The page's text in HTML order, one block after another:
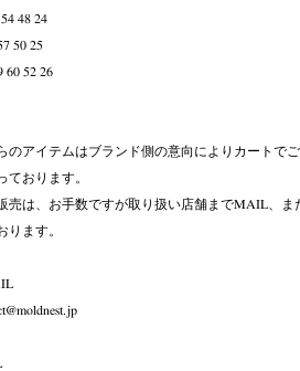
48 24
50 25
60 52 26
のアイテムはブランド側の意向によりカートで
ております。
売は、お手数ですが取り扱い店舗までMAIL、ま
ります。